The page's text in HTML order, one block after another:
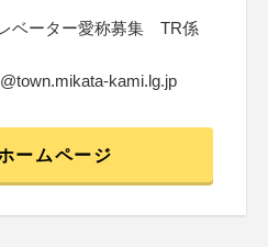
ベーター愛称募集 TR係
kami.lg.jp
ームページ